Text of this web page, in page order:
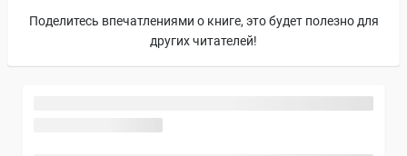
Поделитесь впечатлениями о книге, это будет полезно для
других читателей!